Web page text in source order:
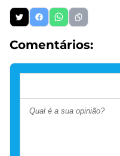
Comentários: